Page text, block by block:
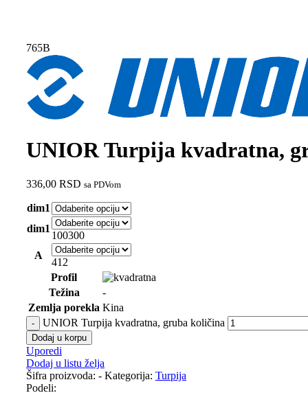
765B
UNIOR Turpija kvadratna,
336,00 RSD sa PDVom
dim1
dim1
100300
A
412
Profil
Težina
-
Zemlja porekla Kina
UNIOR Turpija kvadratna, gruba količina
Dodaj u korpu
Uporedi
Dodaj u listu želja
Šifra proizvoda: - Kategorija: Turpija
Podeli: